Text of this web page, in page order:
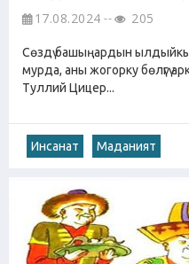
17.08.2024 205
Сөздү башыңардын ылдыйкы
мурда, аны жогорку бөлүгү
Туллий Цицер...
Инсанат Маданият